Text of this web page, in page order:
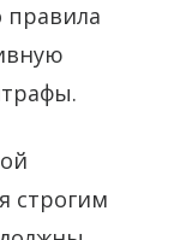
правила
строгим